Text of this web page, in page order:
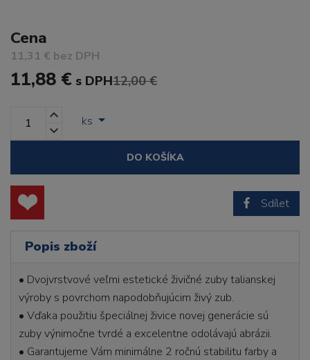
Cena
11,31 € bez DPH
11,88 € s DPH12,00 €
ks
DO KOŠÍKA
Sdílet
Popis zboží
• Dvojvrstvové veľmi estetické živičné zuby talianskej
výroby s povrchom napodobňujúcim živý zub.
• Vďaka použitiu špeciálnej živice novej generácie sú
zuby výnimočne tvrdé a excelentne odolávajú abrázii.
• Garantujeme Vám minimálne 2 ročnú stabilitu farby a